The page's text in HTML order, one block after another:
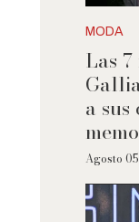
MODA
Las
a sus
Agosto